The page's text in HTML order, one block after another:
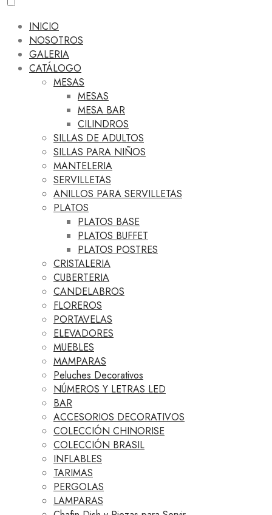
INICIO
NOSOTROS
GALERIA
CATÁLOGO
MESAS
MESAS
MESA BAR
CILINDROS
SILLAS DE ADULTOS
SILLAS PARA NIÑOS
MANTELERIA
SERVILLETAS
ANILLOS PARA SERVILLETAS
PLATOS
PLATOS BASE
PLATOS BUFFET
PLATOS POSTRES
CRISTALERIA
CUBERTERIA
CANDELABROS
FLOREROS
PORTAVELAS
ELEVADORES
MUEBLES
MAMPARAS
Peluches Decorativos
NÚMEROS Y LETRAS LED
BAR
ACCESORIOS DECORATIVOS
COLECCIÓN CHINORISE
COLECCIÓN BRASIL
INFLABLES
TARIMAS
PERGOLAS
LAMPARAS